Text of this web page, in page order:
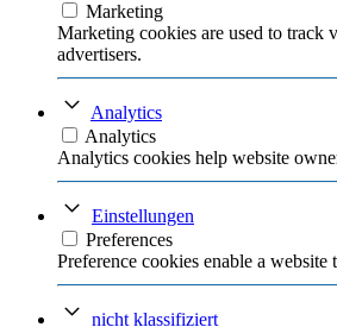
Marketing
Marketing cookies are used to track
advertisers.
Analytics
Analytics
Analytics cookies help website
Einstellungen
Preferences
Preference cookies enable a
nicht klassifiziert